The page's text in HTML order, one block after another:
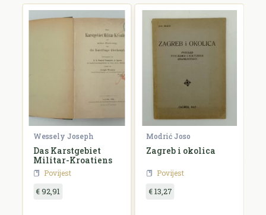
Wessely Joseph
Das Karstgebiet
Militar-Kroatiens
Povijest
€ 92,91
Modrić Joso
Zagreb i okolica
Povijest
€ 13,27